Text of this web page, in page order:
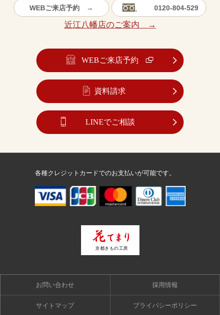
WEBご来店予約 → 0120-804-529
近江八幡店のご案内 →
WEBご来店予約
資料請求
LINEでご相談
お問い合わせ 採用情報
プライバシーポリシー
サイトマップ
各種クレジットカードでのお支払いが可能です。